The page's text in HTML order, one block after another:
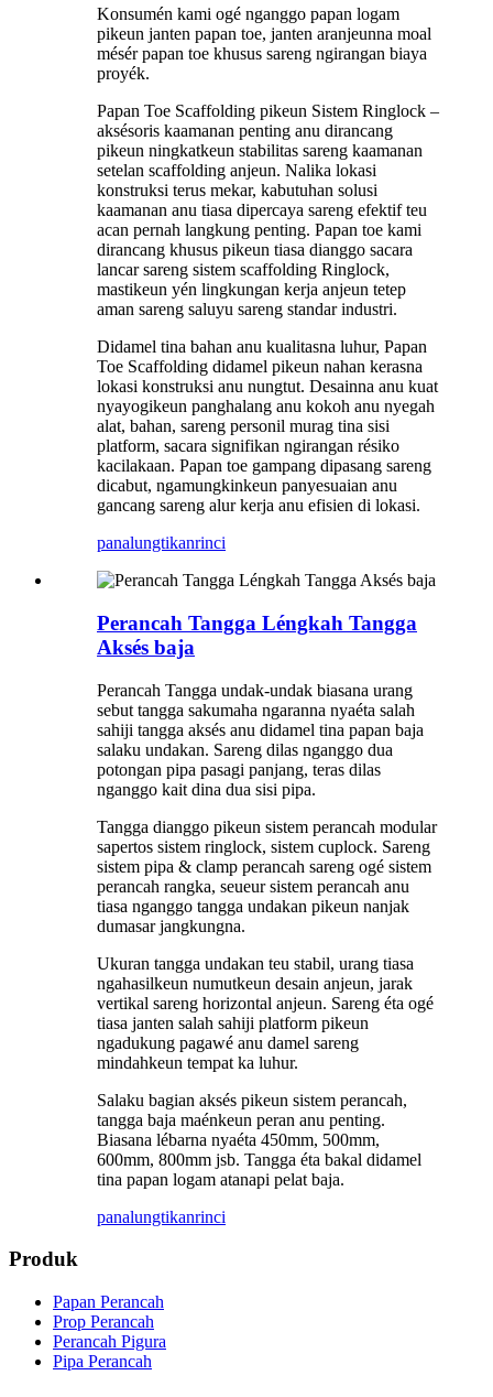
Konsumén kami ogé nganggo papan logam
pikeun janten papan toe, janten aranjeunna moal
mésér papan toe khusus sareng ngirangan biaya
proyék.
Papan Toe Scaffolding pikeun Sistem Ringlock –
aksésoris kaamanan penting anu dirancang
pikeun ningkatkeun stabilitas sareng kaamanan
setelan scaffolding anjeun. Nalika lokasi
konstruksi terus mekar, kabutuhan solusi
kaamanan anu tiasa dipercaya sareng efektif teu
acan pernah langkung penting. Papan toe kami
dirancang khusus pikeun tiasa dianggo sacara
lancar sareng sistem scaffolding Ringlock,
mastikeun yén lingkungan kerja anjeun tetep
aman sareng saluyu sareng standar industri.
Didamel tina bahan anu kualitasna luhur, Papan
Toe Scaffolding didamel pikeun nahan kerasna
lokasi konstruksi anu nungtut. Desainna anu kuat
nyayogikeun panghalang anu kokoh anu nyegah
alat, bahan, sareng personil murag tina sisi
platform, sacara signifikan ngirangan résiko
kacilakaan. Papan toe gampang dipasang sareng
dicabut, ngamungkinkeun panyesuaian anu
gancang sareng alur kerja anu efisien di lokasi.
panalungtikanrinci
Perancah Tangga Léngkah Tangga
Aksés baja
Perancah Tangga undak-undak biasana urang
sebut tangga sakumaha ngaranna nyaéta salah
sahiji tangga aksés anu didamel tina papan baja
salaku undakan. Sareng dilas nganggo dua
potongan pipa pasagi panjang, teras dilas
nganggo kait dina dua sisi pipa.
Tangga dianggo pikeun sistem perancah modular
sapertos sistem ringlock, sistem cuplock. Sareng
sistem pipa & clamp perancah sareng ogé sistem
perancah rangka, seueur sistem perancah anu
tiasa nganggo tangga undakan pikeun nanjak
dumasar jangkungna.
Ukuran tangga undakan teu stabil, urang tiasa
ngahasilkeun numutkeun desain anjeun, jarak
vertikal sareng horizontal anjeun. Sareng éta ogé
tiasa janten salah sahiji platform pikeun
ngadukung pagawé anu damel sareng
mindahkeun tempat ka luhur.
Salaku bagian aksés pikeun sistem perancah,
tangga baja maénkeun peran anu penting.
Biasana lébarna nyaéta 450mm, 500mm,
600mm, 800mm jsb. Tangga éta bakal didamel
tina papan logam atanapi pelat baja.
panalungtikanrinci
Produk
Papan Perancah
Prop Perancah
Perancah Pigura
Pipa Perancah